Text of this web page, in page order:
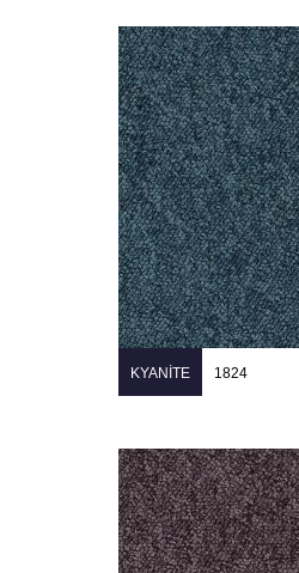
KYANITE 1824